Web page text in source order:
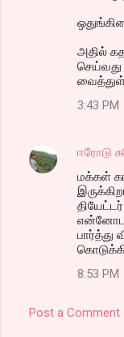
அதில்
செய்வது
3:43 PM
ஈரோடு
மக்கள்
என்னோட
பார்த்து
8:53 PM
Post a Comment